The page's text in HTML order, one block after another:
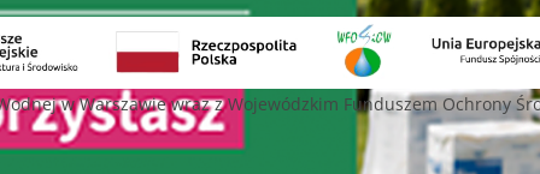
jedynie wnioski wypełnione i przesłane do Funduszu za
EKOSYSTEMÓW
w 2025 roku wpisujących się w priorytet dziedzinowy nabór
17.06.2025
B.V.2.2
od dnia
– zakres zmian został opisany w punkcie „Wprowadzone zmiany
w Warszawie wraz z Wojewódzkim Funduszem Ochrony